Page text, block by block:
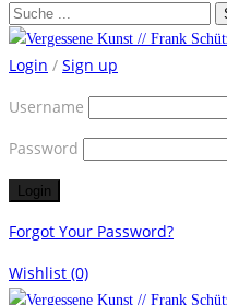
Login / Sign up
Username
Password
Forgot Your Password?
Wishlist (0)